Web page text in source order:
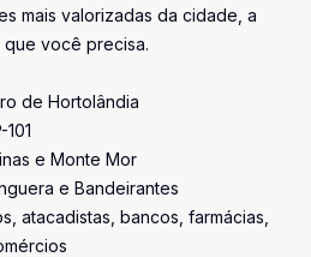
mais valorizadas da cidade, a
você precisa.
de Hortolândia
e Monte Mor
e Bandeirantes
atacadistas, bancos, farmácias,